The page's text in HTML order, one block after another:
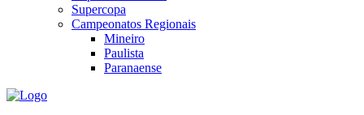
Supercopa
Campeonatos Regionais
Mineiro
Paulista
Paranaense